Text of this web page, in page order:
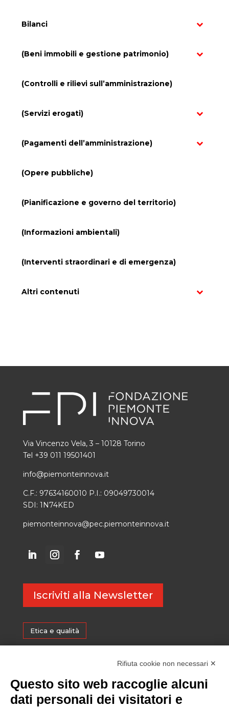
Bilanci
(Beni immobili e gestione patrimonio)
(Controlli e rilievi sull’amministrazione)
(Servizi erogati)
(Pagamenti dell’amministrazione)
(Opere pubbliche)
(Pianificazione e governo del territorio)
(Informazioni ambientali)
(Interventi straordinari e di emergenza)
Altri contenuti
Via Vincenzo Vela, 3 – 10128 Torino
Tel +39 011 19501401
info@piemonteinnova.it
C.F.: 97634160010 P.I.: 09049730014
SDI: 1N74KED
piemonteinnova@pec.piemonteinnova.it
Iscriviti alla Newsletter
Etica e qualità
Sostenibilità
Rifiuta cookie non necessari ✕
Questo sito web raccoglie alcuni
dati personali dei visitatori e